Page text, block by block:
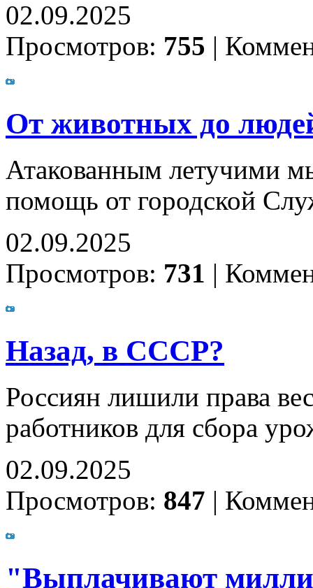
02.09.2025
Просмотров: 755 |
От животных до
Атакованным летучими
помощь от городской
02.09.2025
Просмотров: 731 |
Назад, в СССР?
Россиян лишили права
работников для сбора
02.09.2025
Просмотров: 847 |
"Выплачивают